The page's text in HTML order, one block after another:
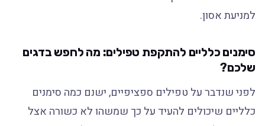
למניעת אסון.
סימנים כלליים להתקפת טפילים: מה לחפש בדגים
שלכם?
לפני שנדבר על טפילים ספציפיים, ישנם כמה סימנים
כלליים שיכולים להעיד על כך שמשהו לא כשורה אצל